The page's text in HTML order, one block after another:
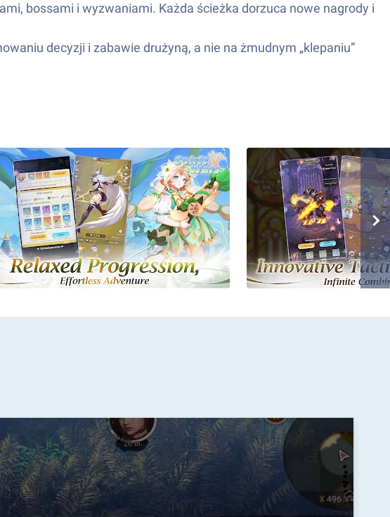
bossami i wyzwaniami. Każda ścieżka dorzuca nowe nagrody i
decyzji i zabawie drużyną, a nie na żmudnym „klepaniu”